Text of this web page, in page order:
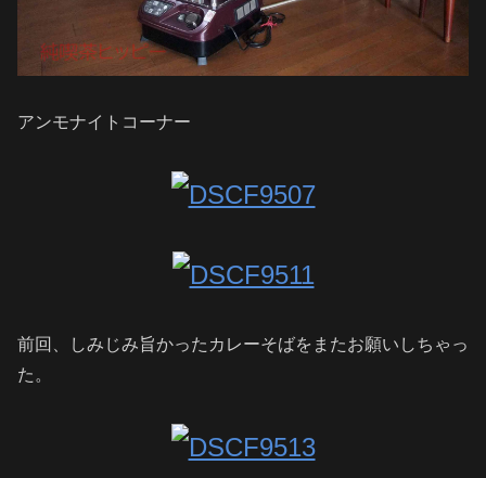
アンモナイトコーナー
前回、しみじみ旨かったカレーそばをまたお願いしちゃっ
た。